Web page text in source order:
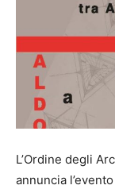
L’Ordine degli
annuncia